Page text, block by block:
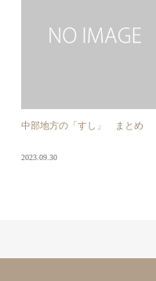
中部地方の「すし」 まとめ
2023.09.30